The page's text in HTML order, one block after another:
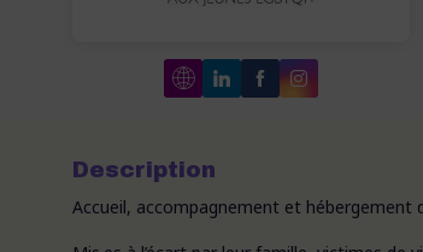
Description
Accueil, accompagnement et hébergement